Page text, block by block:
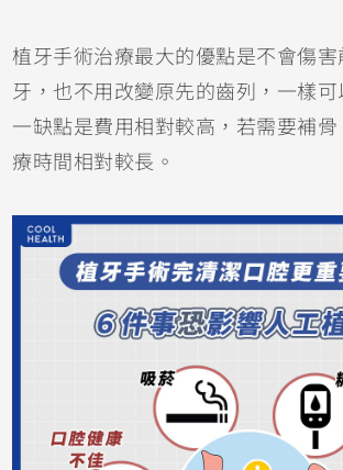
植牙手術治療最大的優點是不會傷
牙，也不用改變原先的齒列，一樣
一缺點是費用相對較高，若需要補
療時間相對較長。